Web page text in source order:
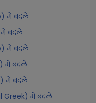
में बदलें
में बदलें
में बदलें
में बदलें
में बदलें
Greek) में बदलें